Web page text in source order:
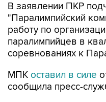
В заявлении ПКР
"Паралимпийский
работу по
паралимпийцев в
соревнованиях к
МПК оставил в силе
сообщила пресс-